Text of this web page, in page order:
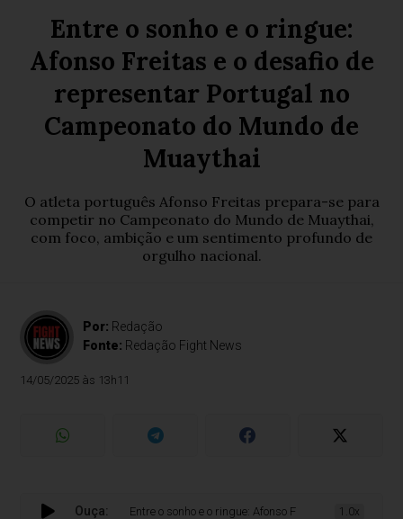
Entre o sonho e o ringue:
Afonso Freitas e o desafio de
representar Portugal no
Campeonato do Mundo de
Muaythai
O atleta português Afonso Freitas prepara-se para
competir no Campeonato do Mundo de Muaythai,
com foco, ambição e um sentimento profundo de
orgulho nacional.
Por: Redação
Fonte: Redação Fight News
14/05/2025 às 13h11
Ouça:Entre o sonho e o ringue: Afonso Freitas e o desafio de
1.0x